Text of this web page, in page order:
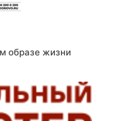
образе жизни